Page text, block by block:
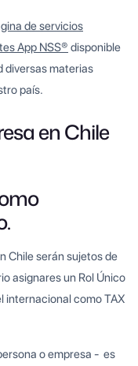
de servicios
App NSS® disponible
diversas materias
país.
en Chile
Chile serán sujetos de
asignares un Rol Único
internacional como TAX
o empresa - es